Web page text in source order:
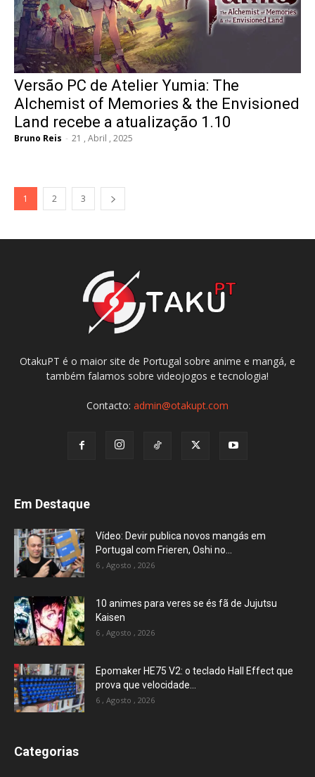
Versão PC de Atelier Yumia: The
Alchemist of Memories & the Envisioned
Land recebe a atualização 1.10
Bruno Reis - 21 , Abril , 2025
1 2 3
OtakuPT é o maior site de Portugal sobre anime e mangá, e
também falamos sobre videojogos e tecnologia!
Contacto: admin@otakupt.com
Em Destaque
Vídeo: Devir publica novos mangás em
Portugal com Frieren, Oshi no...
6 , Agosto , 2026
10 animes para veres se és fã de Jujutsu
Kaisen
6 , Agosto , 2026
Epomaker HE75 V2: o teclado Hall Effect que
prova que velocidade...
6 , Agosto , 2026
Categorias